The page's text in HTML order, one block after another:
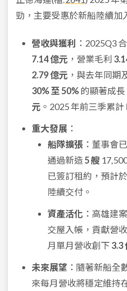
勁，主要受惠於新船陸續加
營收與獲利
：2025Q3
7.14 億元 ，營業毛利
2.79 億元 ，與去年同期
30% 至 50%的顯著成長
元 。2025 年前三季累計
重大發展 ：
船隊擴張 ：董事會
通過新造5 艘
已簽訂租約，預計於
陸續交付。
資產活化 ：高雄建
交屋入帳，貢獻營
月單月營收創下 3.3
未來展望 ：隨著新船全
來每月營收將穩定維持